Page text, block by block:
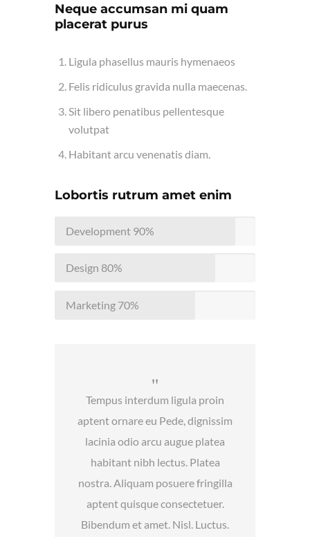
Neque accumsan mi quam
placerat purus
Ligula phasellus mauris hymenaeos
Felis ridiculus gravida nulla maecenas.
Sit libero penatibus pellentesque
volutpat
Habitant arcu venenatis diam.
Lobortis rutrum amet enim
Development 90%
Design 80%
Marketing 70%
Tempus interdum ligula proin
aptent ornare eu Pede, dignissim
lacinia odio arcu augue platea
habitant nibh lectus. Platea
nostra. Aliquam posuere fringilla
aptent quisque consectetuer.
Bibendum et amet. Nisl. Luctus.